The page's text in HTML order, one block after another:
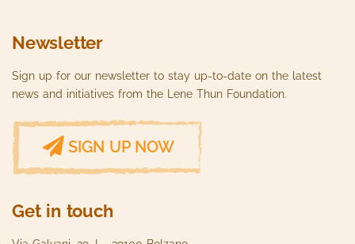
Newsletter
Sign up for our newsletter to stay up-to-date on the latest
news and initiatives from the Lene Thun Foundation.
SIGN UP NOW
Get in touch